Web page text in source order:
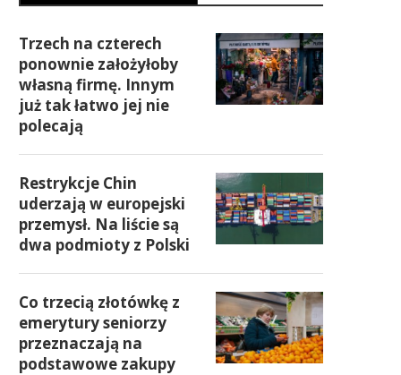
Trzech na czterech
ponownie założyłoby
własną firmę. Innym
już tak łatwo jej nie
polecają
Restrykcje Chin
uderzają w europejski
przemysł. Na liście są
dwa podmioty z Polski
Co trzecią złotówkę z
emerytury seniorzy
przeznaczają na
podstawowe zakupy